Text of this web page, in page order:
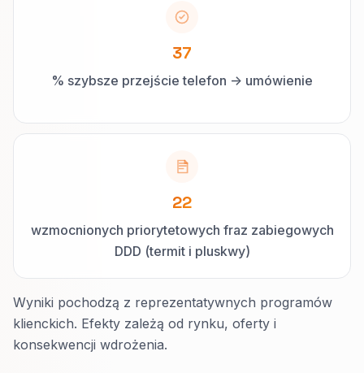
37
% szybsze przejście telefon -> umówienie
22
wzmocnionych priorytetowych fraz zabiegowych
DDD (termit i pluskwy)
Wyniki pochodzą z reprezentatywnych programów
klienckich. Efekty zależą od rynku, oferty i
konsekwencji wdrożenia.